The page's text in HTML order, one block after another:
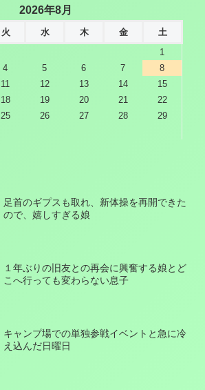
2026年8月
火 水 木 金
土
1
4 5 6 7
8
11 12 13 14
15
18 19 20 21
22
25 26 27 28
29
足首のギプスも取れ、新体操を再開できた
ので、嬉しすぎる娘
１年ぶりの旧友との再会に興奮する娘とど
こへ行っても変わらない息子
キャンプ場での単独参戦イベントと急に冷
え込んだ日曜日